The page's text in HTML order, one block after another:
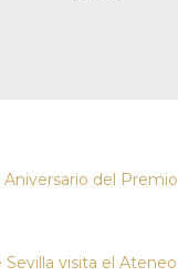
del Premio
visita el Ateneo